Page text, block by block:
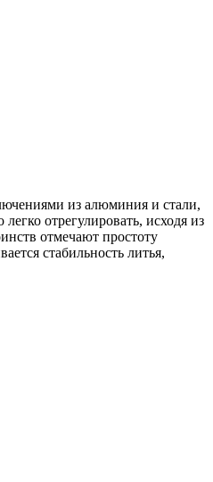
из алюминия и стали,
отрегулировать, исходя из
отмечают простоту
стабильность литья,